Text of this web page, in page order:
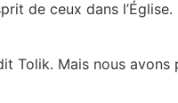
de ceux dans
Tolik. Mais nous